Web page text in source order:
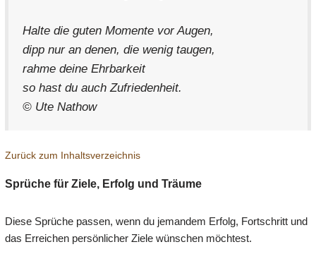
Halte die guten Momente vor Augen,
dipp nur an denen, die wenig taugen,
rahme deine Ehrbarkeit
so hast du auch Zufriedenheit.
© Ute Nathow
Zurück zum Inhaltsverzeichnis
Sprüche für Ziele, Erfolg und Träume
Diese Sprüche passen, wenn du jemandem Erfolg, Fortschritt und
das Erreichen persönlicher Ziele wünschen möchtest.